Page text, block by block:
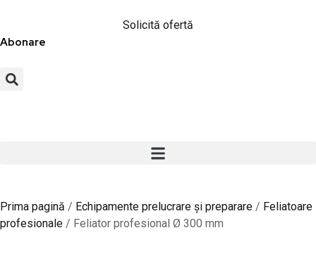
Solicită ofertă
Abonare
Prima pagină / Echipamente prelucrare și preparare / Feliatoare
profesionale / Feliator profesional Ø 300 mm